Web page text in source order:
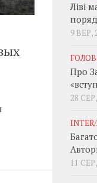
Ліві
9 ВЕР,
Про
28
11